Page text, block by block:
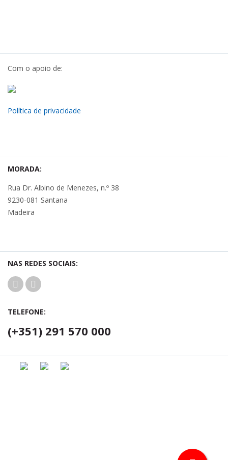
Com o apoio de:
Política de privacidade
MORADA:
Rua Dr. Albino de Menezes, n.º 38
9230-081 Santana
Madeira
NAS REDES SOCIAIS:
TELEFONE:
(+351) 291 570 000